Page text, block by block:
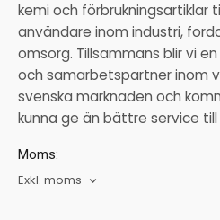
kemi och förbrukningsartiklar
användare inom industri,
omsorg. Tillsammans blir vi
och samarbetspartner inom
svenska marknaden och
kunna ge än bättre service till
Moms:
Exkl. moms